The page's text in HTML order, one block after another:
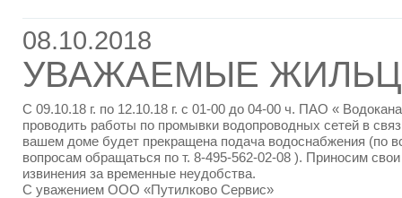
08.10.2018
УВАЖАЕМЫЕ
С 09.10.18 г. по 12.10.18 г. с 01-00 до 04-00 ч. ПАО «
проводить работы по промывки водопроводных сетей в
вашем доме будет прекращена подача водоснабжения (по
вопросам обращаться по т. 8-495-562-02-08 ). Приносим свои
извинения за временные неудобства.
С уважением ООО «Путилково Сервис»